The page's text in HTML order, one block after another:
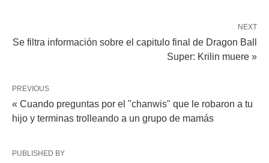
NEXT
Se filtra información sobre el capitulo final de Dragon Ball
Super: Krilin muere »
PREVIOUS
« Cuando preguntas por el "chanwis" que le robaron a tu
hijo y terminas trolleando a un grupo de mamás
PUBLISHED BY